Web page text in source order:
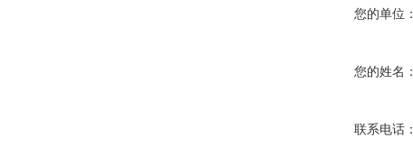
您的单位：
您的姓名：
联系电话：